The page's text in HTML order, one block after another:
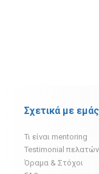
Σχετικά με εμάς
Τι είναι mentoring
Testimonial πελατών
Όραμα & Στόχοι